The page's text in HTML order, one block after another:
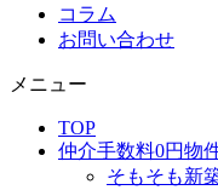
コラム
お問い合わせ
メニュー
TOP
仲介手数料0円物
そもそも新